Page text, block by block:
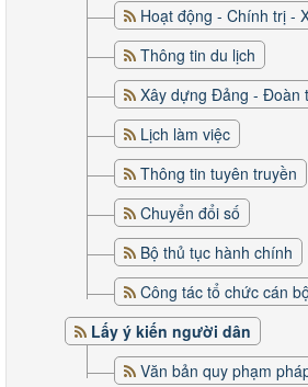
Hoạt động - Chính trị -
Thông tin du lịch
Xây dựng Đảng - Đoàn
Lịch làm việc
Thông tin tuyên truyền
Chuyển đổi số
Bộ thủ tục hành chính
Công tác tổ chức cán bộ
Lấy ý kiến người dân
Văn bản quy phạm